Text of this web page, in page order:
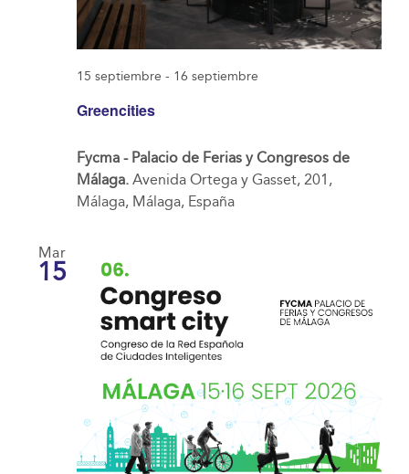
Greencities
15 septiembre - 16 septiembre
Fycma - Palacio de Ferias y Congresos de
Málaga. Avenida Ortega y Gasset, 201,
Málaga, Málaga, España
Mar
15